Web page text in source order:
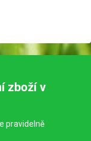
zboží v
pravidelně